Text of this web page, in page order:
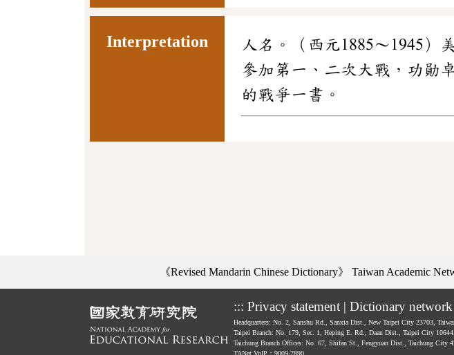
Interpretation
人名。（西元1885～1945）
參加第一、二次大戰，功勛
的戰爭一書。
《Revised Mandarin Chinese Dictionary》 Taiwan Academic
::: Privacy statement | Dictionary network
Headquarters: No. 2, Sanshu Rd., Sanxia Dist., New Taipei City 23703,
Taipei Branch: No. 179, Sec. 1, Heping E. Rd., Daan Dist., Taipei City
Taichung Branch Offices: No. 67, Shifan St., Fengyuan Dist., Taichung City
TANet VoIP：9009-7890